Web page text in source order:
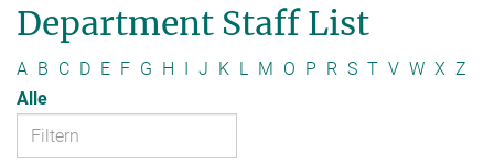
Department Staff List
A B C D E F G H I J K L M O P R S T V W X Z
Alle